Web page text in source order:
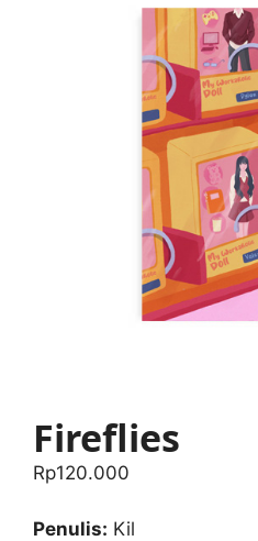
Fireflies
Rp120.000
Penulis: Kil